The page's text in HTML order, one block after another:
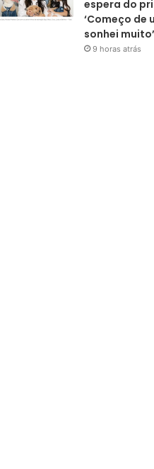
espera do
‘Começo de
sonhei muito’
9 horas atrás